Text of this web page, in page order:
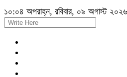
১০:০৪ অপরাহ্ন, রবিবার, ০৯ অগাস্ট